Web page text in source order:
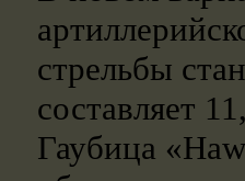
стрельбы
составляет
Гаубица